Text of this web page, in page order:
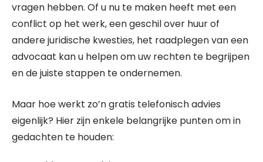
vragen hebben. Of u nu te maken heeft met een
conflict op het werk, een geschil over huur of
andere juridische kwesties, het raadplegen van een
advocaat kan u helpen om uw rechten te begrijpen
en de juiste stappen te ondernemen.
Maar hoe werkt zo’n gratis telefonisch advies
eigenlijk? Hier zijn enkele belangrijke punten om in
gedachten te houden: